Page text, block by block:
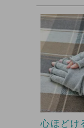
ウォッシ
ムスト
心ほどけ